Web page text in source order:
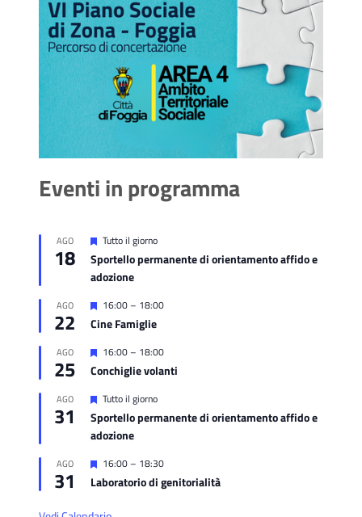
Eventi in programma
AGO
18
Segnalati
Tutto il giorno
Sportello permanente di orientamento affido e
adozione
AGO
22
Segnalati
16:00– 18:00
Cine Famiglie
AGO
25
Segnalati
16:00– 18:00
Conchiglie volanti
AGO
31
Segnalati
Tutto il giorno
Sportello permanente di orientamento affido e
adozione
AGO
31
Segnalati
16:00– 18:30
Laboratorio di genitorialità